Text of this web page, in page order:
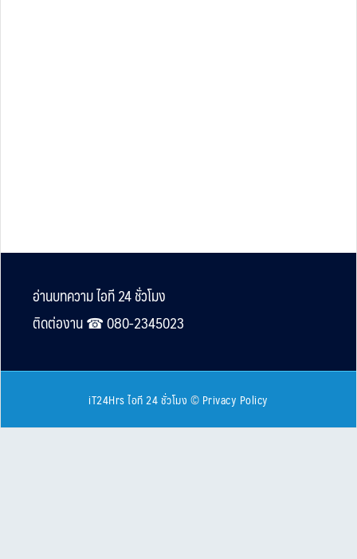
Footer
อ่านบทความ ไอที 24 ชั่วโมง
ติดต่องาน ☎︎ 080-2345023
iT24Hrs ไอที 24 ชั่วโมง © Privacy Policy